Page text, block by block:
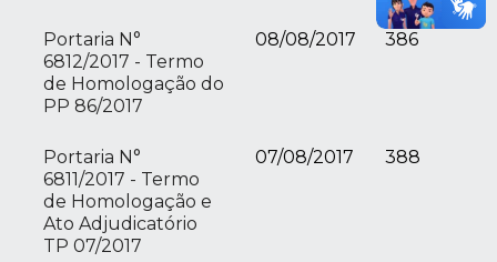
Portaria N°
6812/2017 - Termo
de Homologação do
PP 86/2017
08/08/2017 386
Portaria N°
6811/2017 - Termo
de Homologação e
Ato Adjudicatório
TP 07/2017
07/08/2017 388